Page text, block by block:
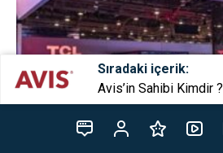
Sıradaki içerik:
Avis’in Sahibi Kimdir ?